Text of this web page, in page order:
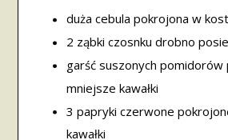
duża cebula pokrojona w
2 ząbki czosnku drobno
garść suszonych pomidorów
mniejsze kawałki
3 papryki czerwone
kawałki